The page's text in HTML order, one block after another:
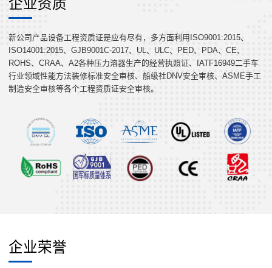
企业资质
新公司产品设备工程资质证是应有尽有，多方面利用ISO9001:2015、
ISO14001:2015、GJB9001C-2017、UL、ULC、PED、PDA、CE、
ROHS、CRAA、A2各种压力溶器生产的经营执照证、IATF16949二手车
行业领域性能方法装修标准安全审核、船级社DNV安全审核、ASME手工
制造安全审核等各个工程资质证安全审核。
企业荣誉